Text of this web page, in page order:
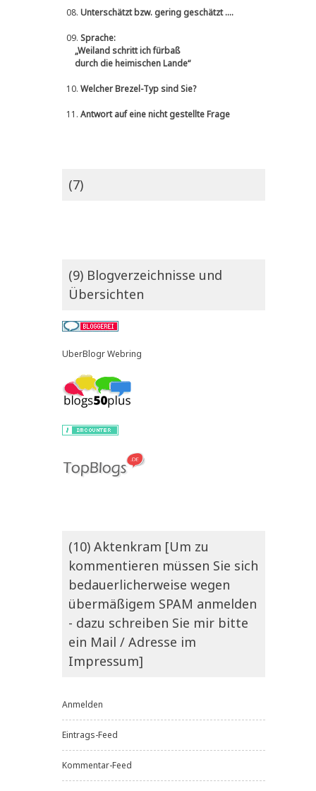
08. Unterschätzt bzw. gering geschätzt ....
09. Sprache:
„Weiland schritt ich fürbaß
durch die heimischen Lande“
10. Welcher Brezel-Typ sind Sie?
11. Antwort auf eine nicht gestellte Frage
(7)
(9) Blogverzeichnisse und
Übersichten
UberBlogr Webring
(10) Aktenkram [Um zu
kommentieren müssen Sie sich
bedauerlicherweise wegen
übermäßigem SPAM anmelden
- dazu schreiben Sie mir bitte
ein Mail / Adresse im
Impressum]
Anmelden
Eintrags-Feed
Kommentar-Feed